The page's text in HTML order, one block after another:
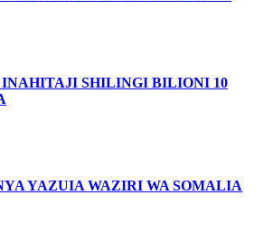
SHILINGI BILIONI 10
YAZUIA WAZIRI WA SOMALIA